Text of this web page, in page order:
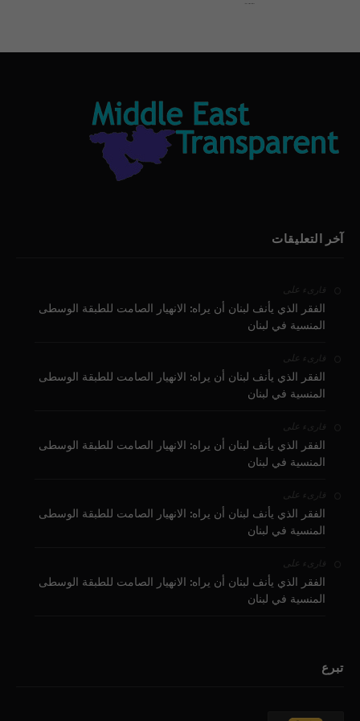
آخر التعليقات
قارىء على
الفقر الذي يأنف لبنان أن يراه: الانهيار الصامت للطبقة الوسطى
المنسية في لبنان
قارىء على
الفقر الذي يأنف لبنان أن يراه: الانهيار الصامت للطبقة الوسطى
المنسية في لبنان
قارىء على
الفقر الذي يأنف لبنان أن يراه: الانهيار الصامت للطبقة الوسطى
المنسية في لبنان
قارىء على
الفقر الذي يأنف لبنان أن يراه: الانهيار الصامت للطبقة الوسطى
المنسية في لبنان
قارىء على
الفقر الذي يأنف لبنان أن يراه: الانهيار الصامت للطبقة الوسطى
المنسية في لبنان
تبرع